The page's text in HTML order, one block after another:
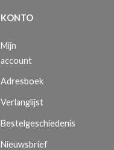
KONTO
Mijn
account
Adresboek
Verlanglijst
Bestelgeschiedenis
Nieuwsbrief